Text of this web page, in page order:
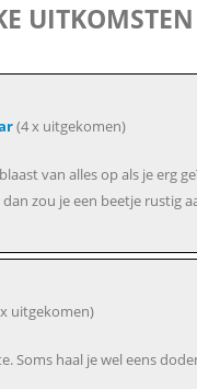
UITKOMSTEN
(4 x uitgekomen)
van alles op als je erg
dan zou je een beetje rustig
uitgekomen)
Soms haal je wel eens